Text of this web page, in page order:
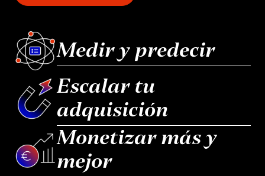
Medir y predecir
Escalar tu
adquisición
Monetizar más y
mejor